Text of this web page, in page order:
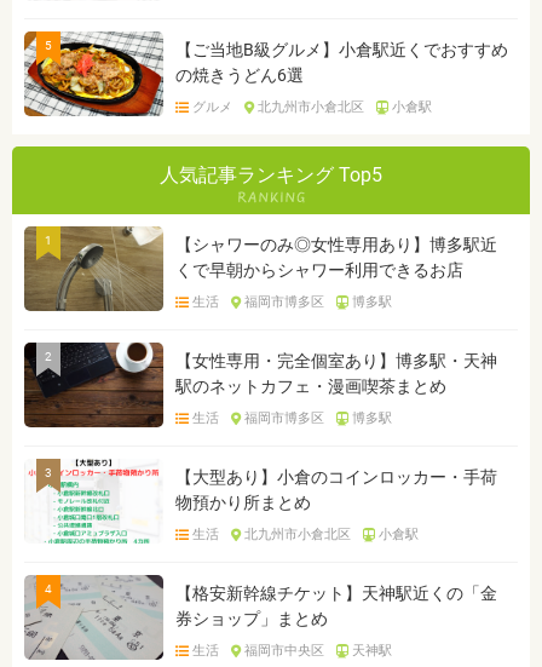
5
【ご当地B級グルメ】小倉駅近くでおすすめ
の焼きうどん6選
グルメ 北九州市小倉北区 小倉駅
人気記事ランキング Top5
1
【シャワーのみ◎女性専用あり】博多駅近
くで早朝からシャワー利用できるお店
生活 福岡市博多区 博多駅
2
【女性専用・完全個室あり】博多駅・天神
駅のネットカフェ・漫画喫茶まとめ
生活 福岡市博多区 博多駅
3
【大型あり】小倉のコインロッカー・手荷
物預かり所まとめ
生活 北九州市小倉北区 小倉駅
4
【格安新幹線チケット】天神駅近くの「金
券ショップ」まとめ
生活 福岡市中央区 天神駅